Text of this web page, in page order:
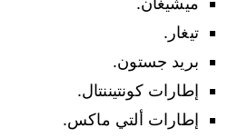
تيغار.
بريد جستون.
إطارات كونتيننتال.
إطارات ألتي ماكس.